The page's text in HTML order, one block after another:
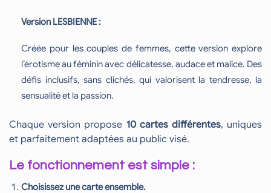
Version LESBIENNE :
Créée pour les couples de femmes, cette version explore
l’érotisme au féminin avec délicatesse, audace et malice. Des
défis inclusifs, sans clichés, qui valorisent la tendresse, la
sensualité et la passion.
Chaque version propose 10 cartes différentes, uniques
et parfaitement adaptées au public visé.
Le fonctionnement est simple :
Choisissez une carte ensemble.